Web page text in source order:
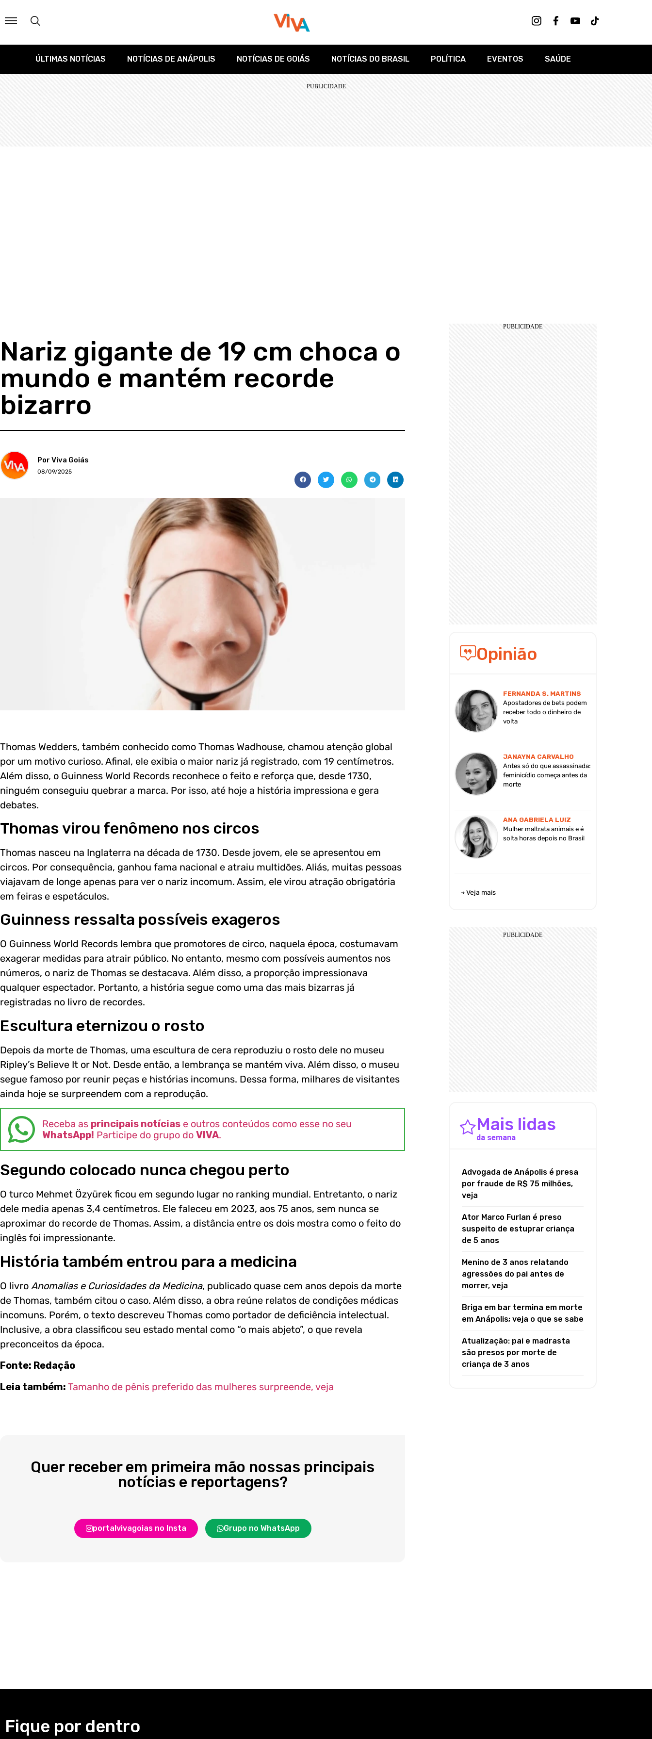
ÚLTIMAS NOTÍCIAS NOTÍCIAS DE ANÁPOLIS NOTÍCIAS DE GOIÁS NOTÍCIAS DO BRASIL POLÍTICA EVENTOS SAÚDE
Nariz gigante de 19 cm choca o
mundo e mantém recorde
bizarro
Por Viva Goiás
08/09/2025
Thomas Wedders, também conhecido como Thomas Wadhouse, chamou atenção global
por um motivo curioso. Afinal, ele exibia o maior nariz já registrado, com 19 centímetros.
Além disso, o Guinness World Records reconhece o feito e reforça que, desde 1730,
ninguém conseguiu quebrar a marca. Por isso, até hoje a história impressiona e gera
debates.
Thomas virou fenômeno nos circos
Thomas nasceu na Inglaterra na década de 1730. Desde jovem, ele se apresentou em
circos. Por consequência, ganhou fama nacional e atraiu multidões. Aliás, muitas pessoas
viajavam de longe apenas para ver o nariz incomum. Assim, ele virou atração obrigatória
em feiras e espetáculos.
Guinness ressalta possíveis exageros
O Guinness World Records lembra que promotores de circo, naquela época, costumavam
exagerar medidas para atrair público. No entanto, mesmo com possíveis aumentos nos
números, o nariz de Thomas se destacava. Além disso, a proporção impressionava
qualquer espectador. Portanto, a história segue como uma das mais bizarras já
registradas no livro de recordes.
Escultura eternizou o rosto
Depois da morte de Thomas, uma escultura de cera reproduziu o rosto dele no museu
Ripley’s Believe It or Not. Desde então, a lembrança se mantém viva. Além disso, o museu
segue famoso por reunir peças e histórias incomuns. Dessa forma, milhares de visitantes
ainda hoje se surpreendem com a reprodução.
Receba as principais notícias e outros conteúdos como esse no seu
WhatsApp! Participe do grupo do VIVA.
Segundo colocado nunca chegou perto
O turco Mehmet Özyürek ficou em segundo lugar no ranking mundial. Entretanto, o nariz
dele media apenas 3,4 centímetros. Ele faleceu em 2023, aos 75 anos, sem nunca se
aproximar do recorde de Thomas. Assim, a distância entre os dois mostra como o feito do
inglês foi impressionante.
História também entrou para a medicina
O livro Anomalias e Curiosidades da Medicina, publicado quase cem anos depois da morte
de Thomas, também citou o caso. Além disso, a obra reúne relatos de condições médicas
incomuns. Porém, o texto descreveu Thomas como portador de deficiência intelectual.
Inclusive, a obra classificou seu estado mental como “o mais abjeto”, o que revela
preconceitos da época.
Fonte: Redação
Leia também: Tamanho de pênis preferido das mulheres surpreende, veja
Quer receber em primeira mão nossas principais
notícias e reportagens?
portalvivagoias no Insta Grupo no WhatsApp
Opinião
FERNANDA S. MARTINS
Apostadores de bets podem
receber todo o dinheiro de
volta
JANAYNA CARVALHO
Antes só do que assassinada:
feminicídio começa antes da
morte
ANA GABRIELA LUIZ
Mulher maltrata animais e é
solta horas depois no Brasil
Veja mais
Mais lidas
da semana
Advogada de Anápolis é presa
por fraude de R$ 75 milhões,
veja
Ator Marco Furlan é preso
suspeito de estuprar criança
de 5 anos
Menino de 3 anos relatando
agressões do pai antes de
morrer, veja
Briga em bar termina em morte
em Anápolis; veja o que se sabe
Atualização: pai e madrasta
são presos por morte de
criança de 3 anos
Fique por dentro